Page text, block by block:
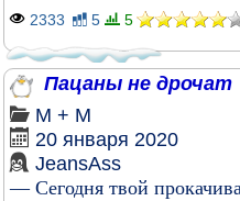
2333 5 5
Пацаны не дрочат
М + М
20 января 2020
JeansAss
— Сегодня твой